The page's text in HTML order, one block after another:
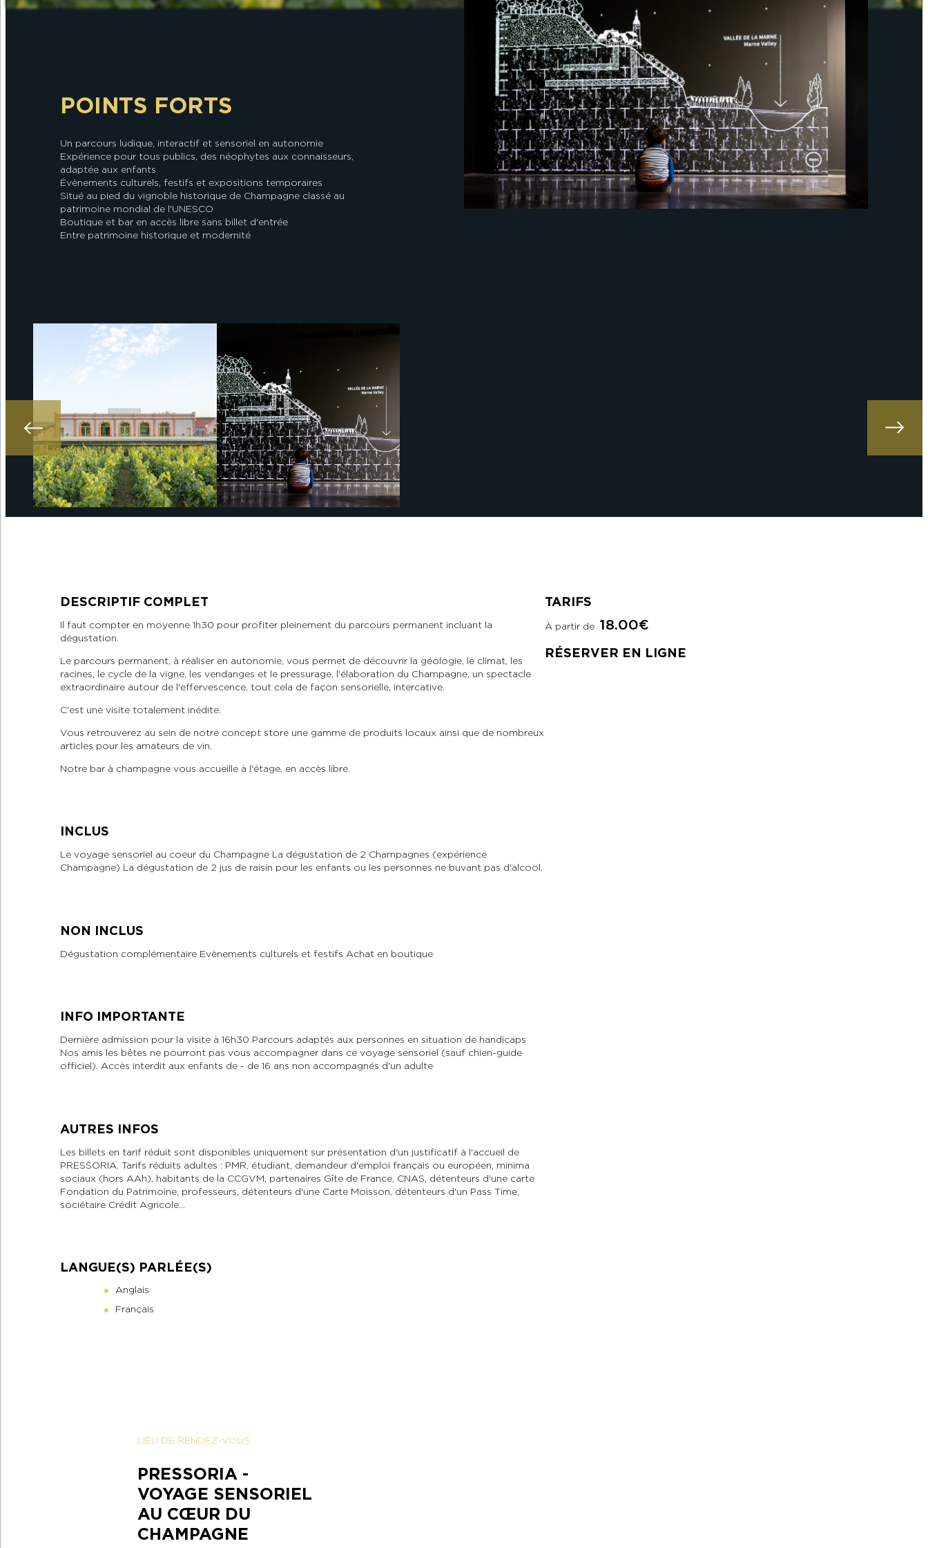
POINTS FORTS
Un parcours ludique, interactif et sensoriel en autonomie
Expérience pour tous publics, des néophytes aux connaisseurs,
adaptée aux enfants
Évènements culturels, festifs et expositions temporaires
Situé au pied du vignoble historique de Champagne classé au
patrimoine mondial de l'UNESCO
Boutique et bar en accès libre sans billet d'entrée
Entre patrimoine historique et modernité
DESCRIPTIF COMPLET
Il faut compter en moyenne 1h30 pour profiter pleinement du parcours permanent incluant la
dégustation.
Le parcours permanent, à réaliser en autonomie, vous permet de découvrir la géologie, le climat, les
racines, le cycle de la vigne, les vendanges et le pressurage, l'élaboration du Champagne, un spectacle
extraordinaire autour de l'effervescence, tout cela de façon sensorielle, intercative.
C'est une visite totalement inédite.
Vous retrouverez au sein de notre concept store une gamme de produits locaux ainsi que de nombreux
articles pour les amateurs de vin.
Notre bar à champagne vous accueille à l'étage, en accès libre.
INCLUS
Le voyage sensoriel au coeur du Champagne La dégustation de 2 Champagnes (expérience
Champagne) La dégustation de 2 jus de raisin pour les enfants ou les personnes ne buvant pas d'alcool.
NON INCLUS
Dégustation complémentaire Evènements culturels et festifs Achat en boutique
INFO IMPORTANTE
Dernière admission pour la visite à 16h30 Parcours adaptés aux personnes en situation de handicaps
Nos amis les bêtes ne pourront pas vous accompagner dans ce voyage sensoriel (sauf chien-guide
officiel). Accès interdit aux enfants de - de 16 ans non accompagnés d'un adulte
AUTRES INFOS
Les billets en tarif réduit sont disponibles uniquement sur présentation d'un justificatif à l'accueil de
PRESSORIA. Tarifs réduits adultes : PMR, étudiant, demandeur d'emploi français ou européen, minima
sociaux (hors AAh), habitants de la CCGVM, partenaires Gîte de France, CNAS, détenteurs d'une carte
Fondation du Patrimoine, professeurs, détenteurs d'une Carte Moisson, détenteurs d'un Pass Time,
sociétaire Crédit Agricole...
LANGUE(S) PARLÉE(S)
Anglais
Français
TARIFS
À partir de 18.00€
RÉSERVER EN LIGNE
LIEU DE RENDEZ-VOUS
PRESSORIA -
VOYAGE SENSORIEL
AU CŒUR DU
CHAMPAGNE